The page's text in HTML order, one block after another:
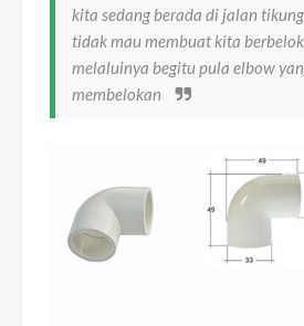
kita sedang berada di jalan
tidak mau membuat kita
melaluinya begitu pula elbow
membelokan